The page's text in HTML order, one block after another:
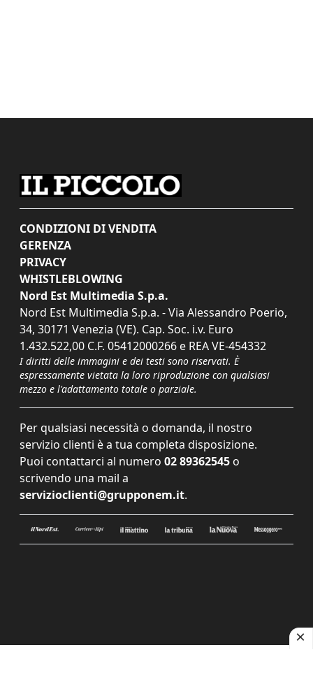
CONDIZIONI DI VENDITA
GERENZA
PRIVACY
WHISTLEBLOWING
Nord Est Multimedia S.p.a.
Nord Est Multimedia S.p.a. - Via Alessandro Poerio,
34, 30171 Venezia (VE). Cap. Soc. i.v. Euro
1.432.522,00 C.F. 05412000266 e REA VE-454332
I diritti delle immagini e dei testi sono riservati. È
espressamente vietata la loro riproduzione con qualsiasi
mezzo e l'adattamento totale o parziale.
Per qualsiasi necessità o domanda, il nostro
servizio clienti è a tua completa disposizione.
Puoi contattarci al numero 02 89362545 o
scrivendo una mail a
servizioclienti@grupponem.it.